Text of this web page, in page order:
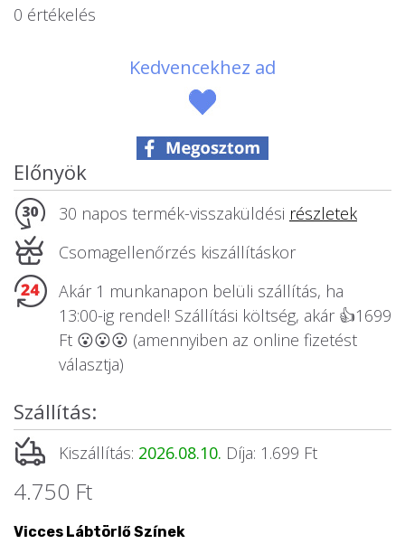
Sport/Hobbi szerint
Állatos ajándéktárgyak
0 értékelés
Kedvencekhez ad
Előnyök
30 napos termék-visszaküldési részletek
Csomagellenőrzés kiszállításkor
Akár 1 munkanapon belüli szállítás, ha
13:00-ig rendel! Szállítási költség, akár 👍1699
Ft 😮😮😮 (amennyiben az online fizetést
választja)
Szállítás:
Kiszállítás: 2026.08.10. Díja: 1.699 Ft
4.750 Ft
Vicces Lábtörlő Színek